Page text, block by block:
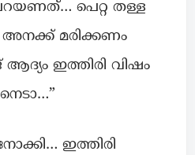
പെറ്റ തള്ള
അനക്ക് മരിക്കണം
ഇത്തിരി വിഷം
ഇത്തിരി